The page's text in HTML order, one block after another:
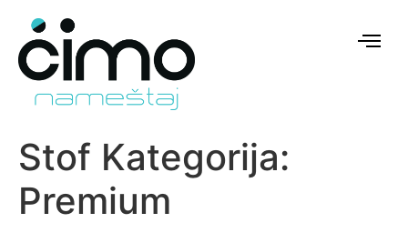
Stof Kategorija:
Premium